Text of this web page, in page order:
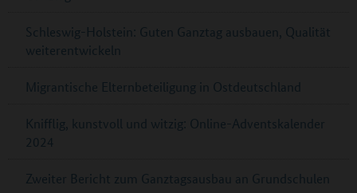
Schleswig-Holstein: Guten Ganztag ausbauen, Qualität
weiterentwickeln
Migrantische Elternbeteiligung in Ostdeutschland
Knifflig, kunstvoll und witzig: Online-Adventskalender
2024
Zweiter Bericht zum Ganztagsausbau an Grundschulen